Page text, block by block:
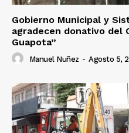
Gobierno Municipal y
agradecen donativo del
Guapota”
Manuel Nuñez - Agosto 5,